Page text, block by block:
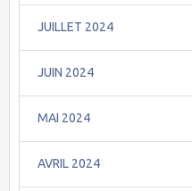
JUILLET 2024
JUIN 2024
MAI 2024
AVRIL 2024